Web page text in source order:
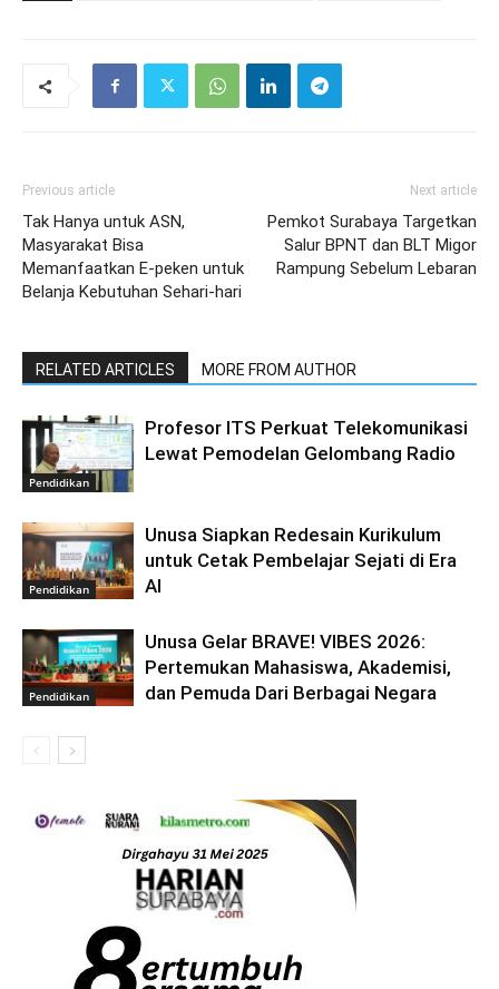
Previous article
Tak Hanya untuk ASN,
Masyarakat Bisa
Memanfaatkan E-peken untuk
Belanja Kebutuhan Sehari-hari
Next article
Pemkot Surabaya Targetkan
Salur BPNT dan BLT Migor
Rampung Sebelum Lebaran
RELATED ARTICLES MORE FROM AUTHOR
Pendidikan
Profesor ITS Perkuat Telekomunikasi
Lewat Pemodelan Gelombang Radio
Pendidikan
Unusa Siapkan Redesain Kurikulum
untuk Cetak Pembelajar Sejati di Era
AI
Pendidikan
Unusa Gelar BRAVE! VIBES 2026:
Pertemukan Mahasiswa, Akademisi,
dan Pemuda Dari Berbagai Negara